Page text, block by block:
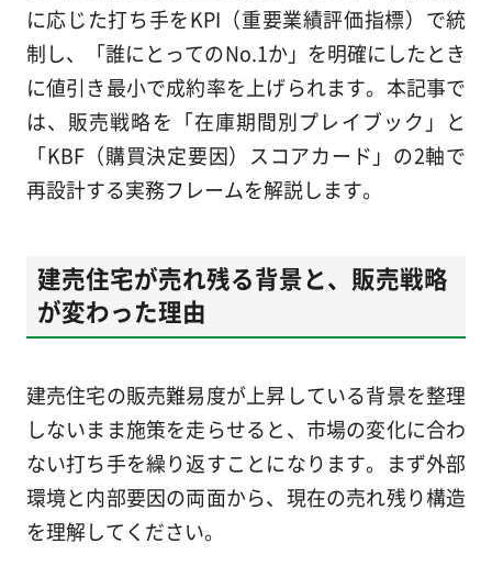
に応じた打ち手をKPI（重要業績評価指標）で統
制し、「誰にとってのNo.1か」を明確にしたとき
に値引き最小で成約率を上げられます。本記事で
は、販売戦略を「在庫期間別プレイブック」と
「KBF（購買決定要因）スコアカード」の2軸で
再設計する実務フレームを解説します。
建売住宅が売れ残る背景と、販売戦略
が変わった理由
建売住宅の販売難易度が上昇している背景を整理
しないまま施策を走らせると、市場の変化に合わ
ない打ち手を繰り返すことになります。まず外部
環境と内部要因の両面から、現在の売れ残り構造
を理解してください。